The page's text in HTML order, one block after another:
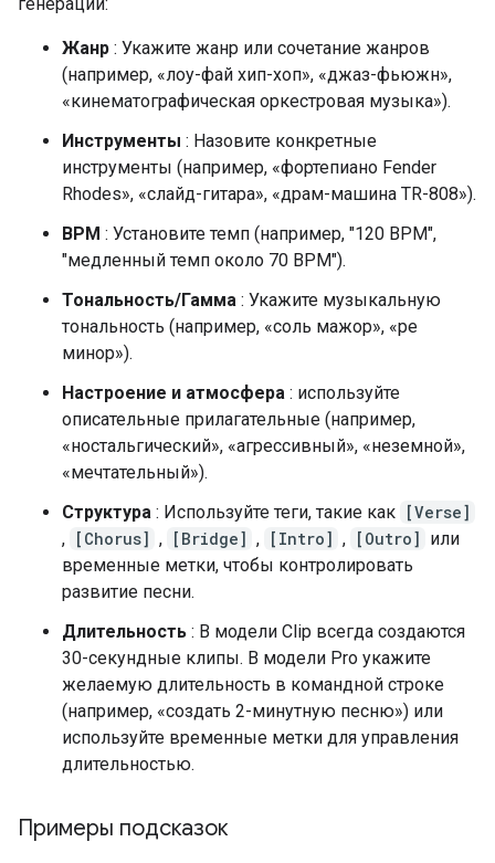
Жанр : Укажите жанр или сочетание жанров
(например, «лоу-фай хип-хоп», «джаз-фьюжн»,
«кинематографическая оркестровая музыка»).
Инструменты : Назовите конкретные
инструменты (например, «фортепиано Fender
Rhodes», «слайд-гитара», «драм-машина TR-808»).
BPM : Установите темп (например, "120 BPM",
"медленный темп около 70 BPM").
Тональность/Гамма : Укажите музыкальную
тональность (например, «соль мажор», «ре
минор»).
Настроение и атмосфера : используйте
описательные прилагательные (например,
«ностальгический», «агрессивный», «неземной»,
«мечтательный»).
Структура : Используйте теги, такие как [Verse]
, [Chorus] , [Bridge] , [Intro] , [Outro] или
временные метки, чтобы контролировать
развитие песни.
Длительность : В модели Clip всегда создаются
30-секундные клипы. В модели Pro укажите
желаемую длительность в командной строке
(например, «создать 2-минутную песню») или
используйте временные метки для управления
длительностью.
Примеры подсказок